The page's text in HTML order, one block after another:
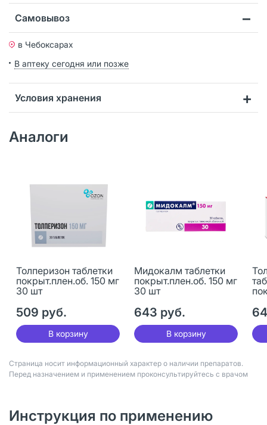
Самовывоз
в Чебоксарах
В аптеку сегодня или позже
Условия хранения
Аналоги
Толперизон таблетки
покрыт.плен.об. 150 мг
30 шт
509 руб.
В корзину
Мидокалм таблетки
покрыт.плен.об. 150 мг
30 шт
643 руб.
В корзину
Страница носит информационный характер о наличии препаратов.
Перед назначением и применением проконсультируйтесь с врачом
Инструкция по применению